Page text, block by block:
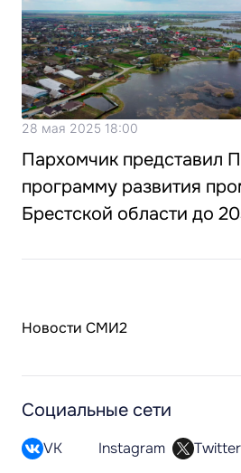
28 мая 2025 18:00
Пархомчик представил
программу развития
Брестской области до
Новости СМИ2
Социальные сети
VK Instagram Twitter